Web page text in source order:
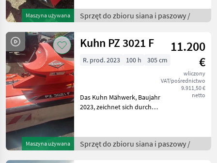
Maszyna używana
die Zustandsklasse 2
eingestuft ist, was einem
Sprzęt do zbioru siana i paszowy /
Maszyna używana
Kuhn PZ 3021 F
11.200
€
wliczony
VAT/pośrednictwo
9.911,50 €
netto
R. prod. 2023 100 h 305 cm
Das Kuhn Mähwerk, Baujahr
2023, zeichnet sich durch
aus. Mit nur 100
Betriebsstunden ist dieses
Sprzęt do zbioru siana i paszowy /